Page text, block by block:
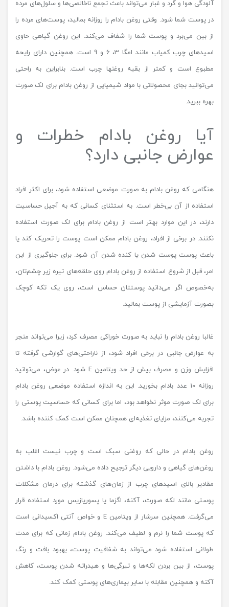
آلودگی هوا و گرد و غبار می‌تواند باعث تجمع ناخالصی‌ها و سلول‌های مرده
در پوست شما شود. وقتی روغن بادام را روزانه بمالید، پوست‌های مرده را
از بین می‌برد و پوست شما را شفاف می‌کند. این روغن گیاهی حاوی
اسیدهای چرب کمیاب مانند امگا 3، 6 و 9 است. همچنین دارای رایحه
مطبوع است و کمتر از بقیه روغنها چرب است. بنابراین به راحتی
می‌توانید بجای محصولاتی با مواد شیمیایی از روغن بادام برای لک صورت
بهره ببرید.
آیا روغن بادام خطرات و
عوارض جانبی دارد؟
هنگامی که روغن بادام به صورت موضعی استفاده شود، برای اکثر افراد
استفاده از آن بی‌خطر است. به استثنای کسانی که به آجیل حساسیت
دارند، در این موارد بهتر است از روغن بادام برای لک صورت استفاده
نکنند. در برخی از افراد، روغن بادام ممکن است پوست را تحریک کند یا
باعث پوست پوست شدن یا کنده شدن آن شود. برای جلوگیری از این
امر، قبل از شروع استفاده از روغن بادام روی حلقه‌های تیره زیر چشم‌تان،
به‌خصوص اگر می‌دانید پوستتان حساس است، روی یک تکه کوچک
بصورت آزمایشی از پوست بمالید.
غالبا روغن بادام را نباید به صورت خوراکی مصرف کرد، زیرا می‌تواند منجر
به عوارض جانبی در برخی افراد شود، از ناراحتی‌های گوارشی گرفته تا
افزایش وزن و مصرف بیش از حد ویتامین E شود. در عوض، می‌توانید
روزانه 10 عدد بادام بخورید. این به اندازه استفاده موضعی روغن بادام
برای لک صورت موثر نخواهد بود، اما برای کسانی که حساسیت پوستی را
تجربه می‌کنند، مزایای تغذیه‌ای همچنان ممکن است کمک کننده باشد.
روغن بادام در حالی که روغنی سبک است و چرب نیست اغلب به
روغن‌های گیاهی و دارویی دیگر ترجیح داده می‌شود. روغن بادام با داشتن
مقادیر بالای اسیدهای چرب از زمان‌های گذشته برای درمان مشکلات
پوستی مانند لکه صورت، آکنه، اگزما یا پسوریازیس مورد استفاده قرار
می‌گرفت. همچنین سرشار از ویتامین E و خواص آنتی اکسیدانی است
که پوست شما را نرم و لطیف می‌کند. روغن بادام زمانی که برای مدت
طولانی استفاده شود می‌تواند به شفافیت پوست، بهبود بافت و رنگ
پوست، از بین بردن لکه‌ها و تیرگی‌ها و هیدراته شدن پوست، کاهش
آکنه و همچنین مقابله با سایر بیماری‌های پوستی کمک کند.